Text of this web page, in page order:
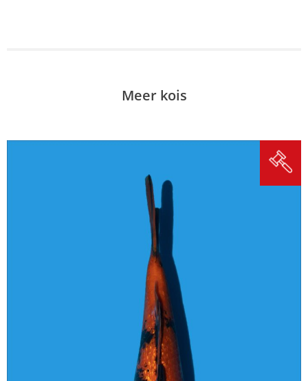
Meer kois